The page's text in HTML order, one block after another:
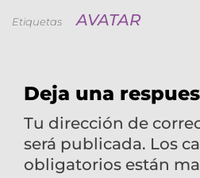
Etiquetas AVATAR
Deja una
Tu dirección de
será publicada. Los
obligatorios están